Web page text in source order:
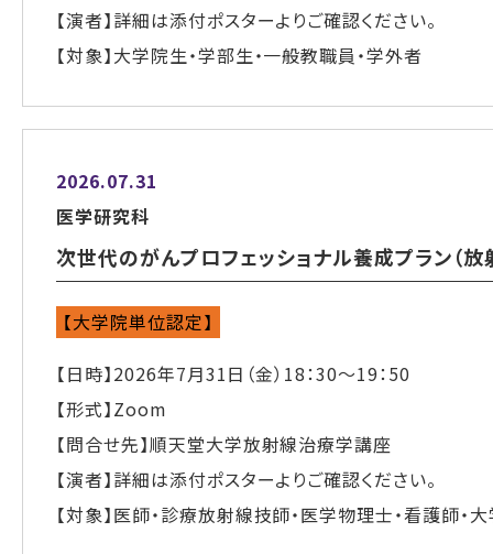
【演者】詳細は添付ポスターよりご確認ください。
【対象】大学院生・学部生・一般教職員・学外者
2026.07.31
医学研究科
次世代のがんプロフェッショナル養成プラン（放
【大学院単位認定】
【日時】2026年7月31日（金）18：30～19：50
【形式】Zoom
【問合せ先】順天堂大学放射線治療学講座
【演者】詳細は添付ポスターよりご確認ください。
【対象】医師・診療放射線技師・医学物理士・看護師・